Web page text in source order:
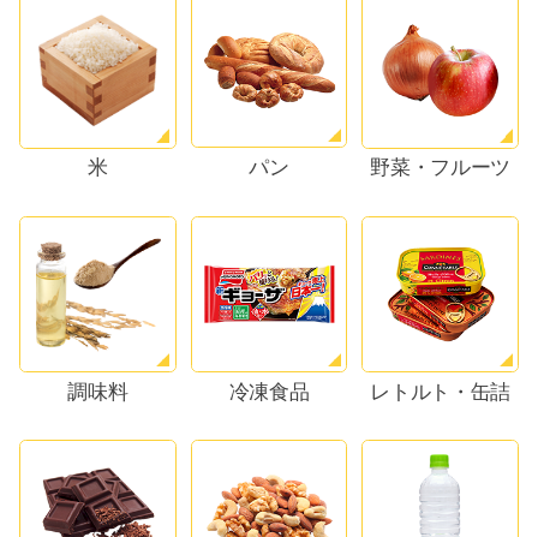
米 パン 野菜・フルーツ
調味料 冷凍食品 レトルト・缶詰